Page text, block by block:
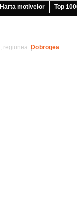
Harta motivelor Top
, regiunea Dobrogea
|